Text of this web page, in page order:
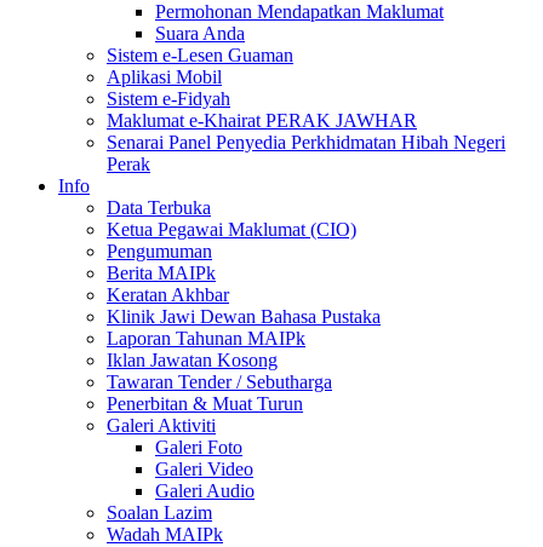
Permohonan Mendapatkan Maklumat
Suara Anda
Sistem e-Lesen Guaman
Aplikasi Mobil
Sistem e-Fidyah
Maklumat e-Khairat PERAK JAWHAR
Senarai Panel Penyedia Perkhidmatan Hibah Negeri
Perak
Info
Data Terbuka
Ketua Pegawai Maklumat (CIO)
Pengumuman
Berita MAIPk
Keratan Akhbar
Klinik Jawi Dewan Bahasa Pustaka
Laporan Tahunan MAIPk
Iklan Jawatan Kosong
Tawaran Tender / Sebutharga
Penerbitan & Muat Turun
Galeri Aktiviti
Galeri Foto
Galeri Video
Galeri Audio
Soalan Lazim
Wadah MAIPk